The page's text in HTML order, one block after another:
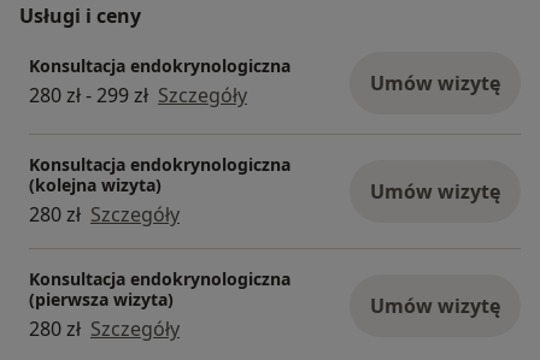
Usługi i ceny
Konsultacja endokrynologiczna
280 zł - 299 zł Szczegóły Umów wizytę
Konsultacja endokrynologiczna
(kolejna wizyta)
280 zł Szczegóły
Umów wizytę
Konsultacja endokrynologiczna
(pierwsza wizyta)
280 zł Szczegóły
Umów wizytę